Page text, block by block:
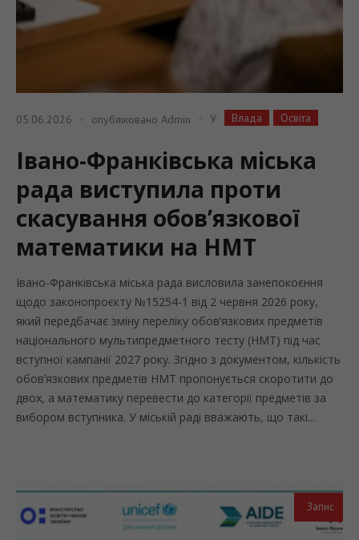
05.06.2026 опубліковано Admin У Влада Освіта
Івано-Франківська міська
рада виступила проти
скасування обов’язкової
математики на НМТ
Івано-Франківська міська рада висловила занепокоєння
щодо законопроєкту №15254-1 від 2 червня 2026 року,
який передбачає зміну переліку обов’язкових предметів
національного мультипредметного тесту (НМТ) під час
вступної кампанії 2027 року. Згідно з документом, кількість
обов’язкових предметів НМТ пропонується скоротити до
двох, а математику перевести до категорії предметів за
вибором вступника. У міській раді вважають, що такі...
Запис